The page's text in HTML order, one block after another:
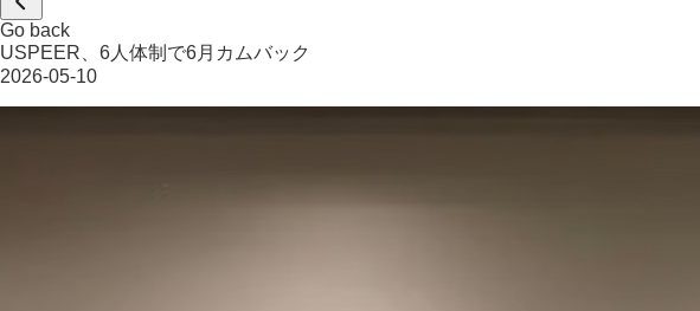
Go back
USPEER、6人体制で6月カムバック
2026-05-10